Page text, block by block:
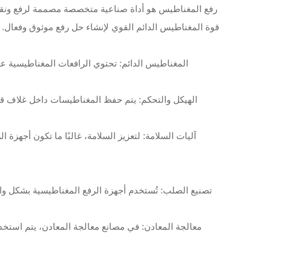
رفع المغناطيس هو أداة صناعية متخصصة مصممة لرفع
قوة المغناطيس الدائم القوي لإنشاء حل رفع موثوق
المغناطيس الدائم: تحتوي الرافعات
الهيكل والتحكم: يتم حفظ المغناطيسات داخل غلاف
آليات السلامة: لتعزيز السلامة، غالبًا ما تكون
تصنيع الصلب: تُستخدم أجهزة الرفع المغناطيسية بشكل
معالجة المعادن: في مصانع معالجة المعادن، يتم